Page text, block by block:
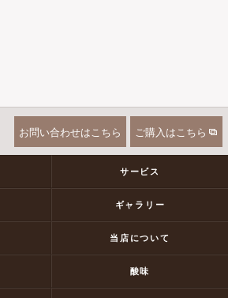
お問い合わせはこちら ご購入はこちら
サービス
ギャラリー
当店について
酸味